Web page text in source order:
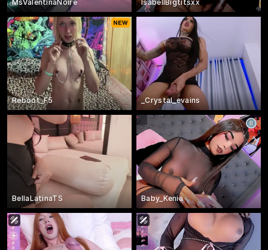
MsValentinaNoire IsabellBigtitsxx
Reboot_F5 _Crystal_evains
BellaLatinaTS Baby_Kenia